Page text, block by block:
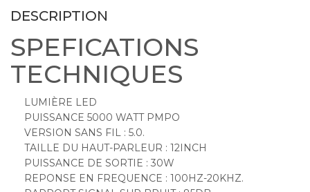
DESCRIPTION
SPEFICATIONS
TECHNIQUES
LUMIÈRE LED
PUISSANCE 5000 WATT PMPO
VERSION SANS FIL : 5.0.
TAILLE DU HAUT-PARLEUR : 12INCH
PUISSANCE DE SORTIE : 30W
REPONSE EN FREQUENCE : 100HZ-20KHZ.